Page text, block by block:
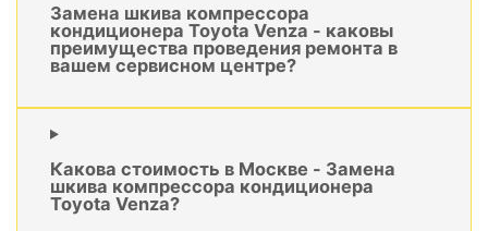
Замена шкива компрессора
кондиционера Toyota Venza - каковы
преимущества проведения ремонта в
вашем сервисном центре?
Какова стоимость в Москве - Замена
шкива компрессора кондиционера
Toyota Venza?